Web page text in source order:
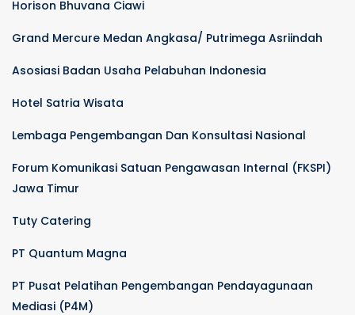
Horison Bhuvana Ciawi
Grand Mercure Medan Angkasa/ Putrimega Asriindah
Asosiasi Badan Usaha Pelabuhan Indonesia
Hotel Satria Wisata
Lembaga Pengembangan Dan Konsultasi Nasional
Forum Komunikasi Satuan Pengawasan Internal (FKSPI)
Jawa Timur
Tuty Catering
PT Quantum Magna
PT Pusat Pelatihan Pengembangan Pendayagunaan
Mediasi (P4M)